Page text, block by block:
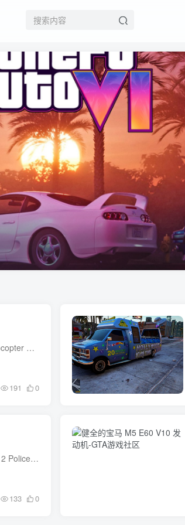
MOD基本信息 GTA 5 Mods: Sounds Eurocopter H-145 原版引擎声效 作者: Hessen-Mods 日期: 2024年5月10日 下载量: 2135 文件大小: 0.924 MB 要安装这个音效包，你需要在OpenIV中进入以下路径：G...
191 0
MOD基本信息 GTA 5 Mods: Sounds GTA 2 Police Siren (Replacement / FiveM Ready) 作者: PelegPLT 日期: 2025年3月23日 文件大小: 0.693 MB 原版GTA 2警笛声直接导入GTA 5！ 包含3种音调：喇叭...
133 0